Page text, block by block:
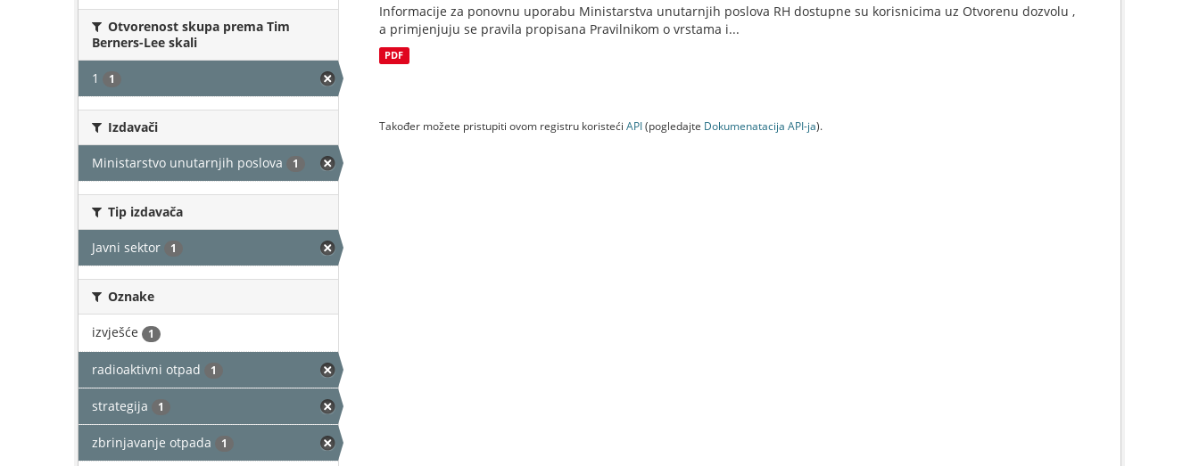
Otvorenost skupa prema Tim
Berners-Lee skali
1 1
Izdavači
Ministarstvo unutarnjih poslova 1
Tip izdavača
Javni sektor 1
Oznake
izvješće 1
radioaktivni otpad 1
strategija 1
zbrinjavanje otpada 1
Informacije za ponovnu uporabu Ministarstva unutarnjih poslova RH dostupne su korisnicima uz Otvorenu dozvolu ,
a primjenjuju se pravila propisana Pravilnikom o vrstama i...
PDF
Također možete pristupiti ovom registru koristeći API(pogledajte Dokumenаtаcijа API-jа).